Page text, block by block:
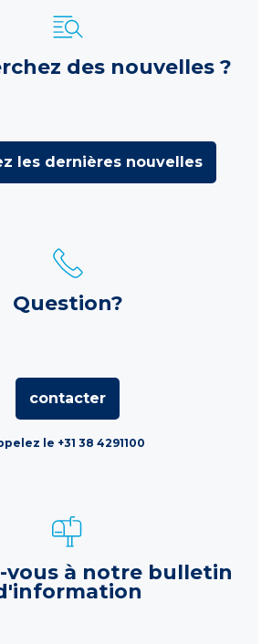
des nouvelles ?
les dernières nouvelles
Question?
contacter
le +31 38 4291100
vous à notre bulletin